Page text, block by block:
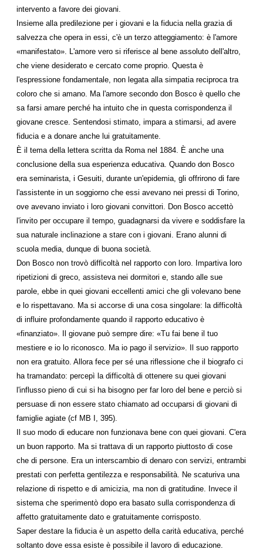
intervento a favore dei giovani.
Insieme alla predilezione per i giovani e la fiducia nella grazia di
salvezza che opera in essi, c'è un terzo atteggiamento: è l'amore
«manifestato». L'amore vero si riferisce al bene assoluto dell'altro,
che viene desiderato e cercato come proprio. Questa è
l'espressione fondamentale, non legata alla simpatia reciproca tra
coloro che si amano. Ma l'amore secondo don Bosco è quello che
sa farsi amare perché ha intuito che in questa corrispondenza il
giovane cresce. Sentendosi stimato, impara a stimarsi, ad avere
fiducia e a donare anche lui gratuitamente.
È il tema della lettera scritta da Roma nel 1884. È anche una
conclusione della sua esperienza educativa. Quando don Bosco
era seminarista, i Gesuiti, durante un'epidemia, gli offrirono di fare
l'assistente in un soggiorno che essi avevano nei pressi di Torino,
ove avevano inviato i loro giovani convittori. Don Bosco accettò
l'invito per occupare il tempo, guadagnarsi da vivere e soddisfare la
sua naturale inclinazione a stare con i giovani. Erano alunni di
scuola media, dunque di buona società.
Don Bosco non trovò difficoltà nel rapporto con loro. Impartiva loro
ripetizioni di greco, assisteva nei dormitori e, stando alle sue
parole, ebbe in quei giovani eccellenti amici che gli volevano bene
e lo rispettavano. Ma si accorse di una cosa singolare: la difficoltà
di influire profondamente quando il rapporto educativo è
«finanziato». Il giovane può sempre dire: «Tu fai bene il tuo
mestiere e io lo riconosco. Ma io pago il servizio». Il suo rapporto
non era gratuito. Allora fece per sé una riflessione che il biografo ci
ha tramandato: percepì la difficoltà di ottenere su quei giovani
l'influsso pieno di cui si ha bisogno per far loro del bene e perciò si
persuase di non essere stato chiamato ad occuparsi di giovani di
famiglie agiate (cf MB I, 395).
Il suo modo di educare non funzionava bene con quei giovani. C'era
un buon rapporto. Ma si trattava di un rapporto piuttosto di cose
che di persone. Era un interscambio di denaro con servizi, entrambi
prestati con perfetta gentilezza e responsabilità. Ne scaturiva una
relazione di rispetto e di amicizia, ma non di gratitudine. Invece il
sistema che sperimentò dopo era basato sulla corrispondenza di
affetto gratuitamente dato e gratuitamente corrisposto.
Saper destare la fiducia è un aspetto della carità educativa, perché
soltanto dove essa esiste è possibile il lavoro di educazione.